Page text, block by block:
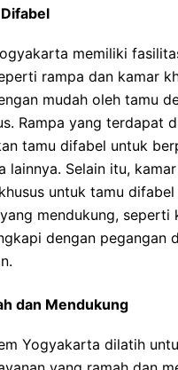
memiliki
rampa dan kamar
mudah oleh tamu
Rampa yang terdapat
tamu difabel untuk
lainnya. Selain itu,
untuk tamu
mendukung, seperti
dengan pegangan
dan Mendukung
Yogyakarta dilatih